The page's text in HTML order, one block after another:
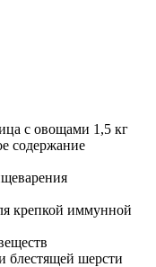
с овощами 1,5 кг
содержание
крепкой иммунной
блестящей шерсти